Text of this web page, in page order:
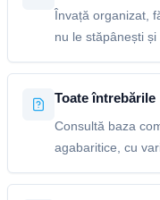
Învață organizat,
nu le stăpânești
Toate întrebările
Consultă baza
agabaritice, cu